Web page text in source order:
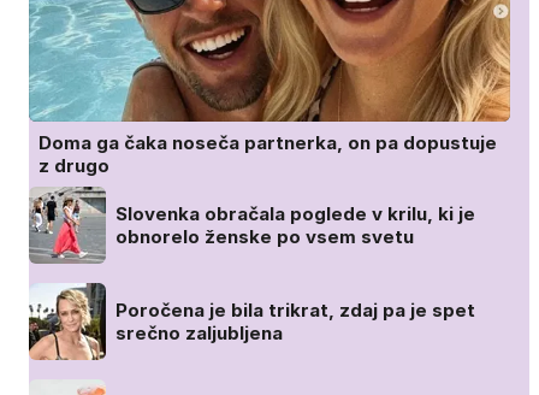
Doma ga čaka noseča partnerka, on pa dopustuje
z drugo
Slovenka obračala poglede v krilu, ki je
obnorelo ženske po vsem svetu
Poročena je bila trikrat, zdaj pa je spet
srečno zaljubljena